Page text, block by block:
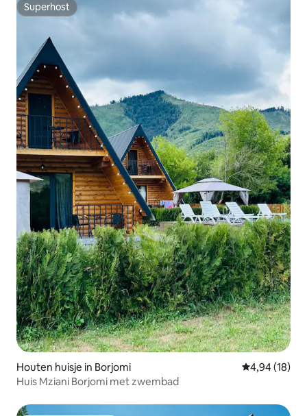
Superhost
Superhost
Houten huisje in Borjomi Gemiddelde
4,94 (18)
Huis Mziani Borjomi met zwembad